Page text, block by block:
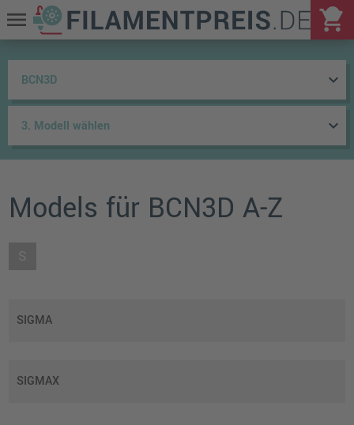
menu shopping_cart
keyboard_arrow_down
keyboard_arrow_down
Models für BCN3D A-Z
SIGMA
SIGMAX